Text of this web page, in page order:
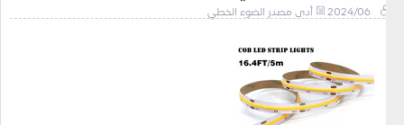
2024/06 أدى مصدر الضوء الخطي